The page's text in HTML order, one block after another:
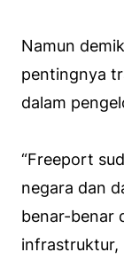
Namun
pentingnya
dalam
“Freeport
negara dan
benar-benar
infrastruktur,